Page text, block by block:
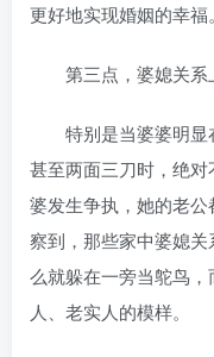
更好地实现婚姻的幸福。
第三点，婆媳关系
特别是当婆婆明显
甚至两面三刀时，绝
婆发生争执，她的老
察到，那些家中婆媳
么就躲在一旁当鸵鸟
人、老实人的模样。